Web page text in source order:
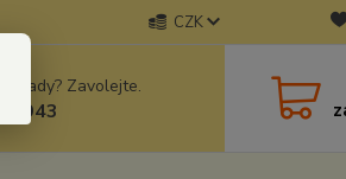
CZK
rady? Zavolejte.